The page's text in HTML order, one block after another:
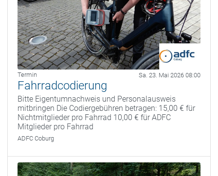
Termin Sa. 23. Mai 2026 08:00
Fahrradcodierung
Bitte Eigentumnachweis und Personalausweis
mitbringen Die Codiergebühren betragen: 15,00 € für
Nichtmitglieder pro Fahrrad 10,00 € für ADFC
Mitglieder pro Fahrrad
ADFC Coburg